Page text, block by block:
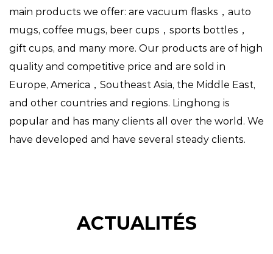
main products we offer: are vacuum flasks，auto
mugs, coffee mugs, beer cups，sports bottles，
gift cups, and many more. Our products are of high
quality and competitive price and are sold in
Europe, America，Southeast Asia, the Middle East,
and other countries and regions. Linghong is
popular and has many clients all over the world. We
have developed and have several steady clients.
ACTUALITÉS